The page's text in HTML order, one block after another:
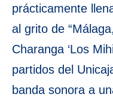
prácticamente
al grito de
Charanga ‘Los
partidos del
banda sonora a